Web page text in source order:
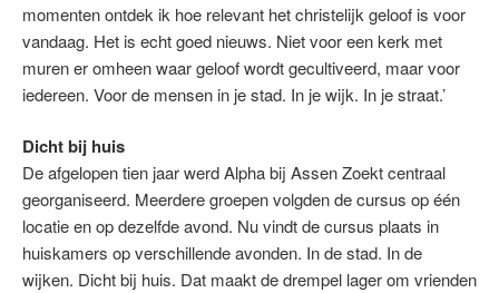
momenten ontdek ik hoe relevant het christelijk geloof is voor
vandaag. Het is echt goed nieuws. Niet voor een kerk met
muren er omheen waar geloof wordt gecultiveerd, maar voor
iedereen. Voor de mensen in je stad. In je wijk. In je straat.’
Dicht bij huis
De afgelopen tien jaar werd Alpha bij Assen Zoekt centraal
georganiseerd. Meerdere groepen volgden de cursus op één
locatie en op dezelfde avond. Nu vindt de cursus plaats in
huiskamers op verschillende avonden. In de stad. In de
wijken. Dicht bij huis. Dat maakt de drempel lager om vrienden